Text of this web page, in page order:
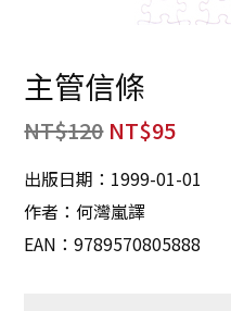
主管信條
NT$120 NT$95
出版日期：1999-01-01
作者：何灣嵐譯
EAN：9789570805888